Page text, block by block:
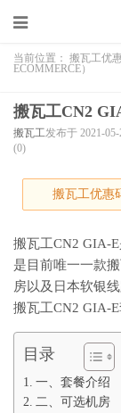
当前位置： 搬瓦工优
ECOMMERCE）
搬瓦工CN2
搬瓦工发布于 2021-05-
(0)
搬瓦工优惠
搬瓦工CN2 GIA-
是目前唯一一款
房以及日本软银
搬瓦工CN2 GIA-
目录
一、套餐介绍
二、可选机房